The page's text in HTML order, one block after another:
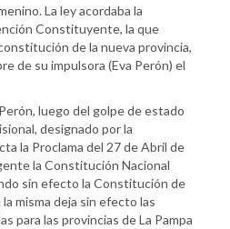
La ley acordaba la
Constituyente, la que
de la nueva provincia,
de su impulsora (Eva Perón) el
luego del golpe de estado
designado por la
la Proclama del 27 de Abril de
la Constitución Nacional
sin efecto la Constitución de
misma deja sin efecto las
para las provincias de La Pampa